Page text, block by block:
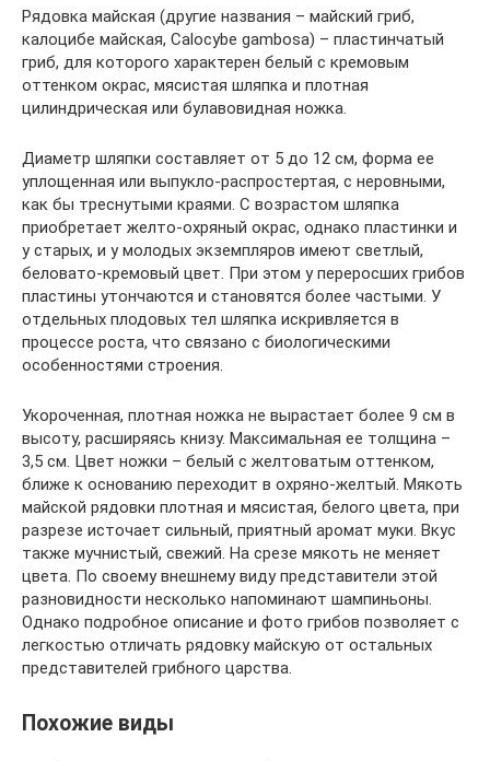
Рядовка майская (другие названия – майский гриб,
калоцибе майская, Calocybe gambosa) – пластинчатый
гриб, для которого характерен белый с кремовым
оттенком окрас, мясистая шляпка и плотная
цилиндрическая или булавовидная ножка.
Диаметр шляпки составляет от 5 до 12 см, форма ее
уплощенная или выпукло-распростертая, с неровными,
как бы треснутыми краями. С возрастом шляпка
приобретает желто-охряный окрас, однако пластинки и
у старых, и у молодых экземпляров имеют светлый,
беловато-кремовый цвет. При этом у переросших грибов
пластины утончаются и становятся более частыми. У
отдельных плодовых тел шляпка искривляется в
процессе роста, что связано с биологическими
особенностями строения.
Укороченная, плотная ножка не вырастает более 9 см в
высоту, расширяясь книзу. Максимальная ее толщина –
3,5 см. Цвет ножки – белый с желтоватым оттенком,
ближе к основанию переходит в охряно-желтый. Мякоть
майской рядовки плотная и мясистая, белого цвета, при
разрезе источает сильный, приятный аромат муки. Вкус
также мучнистый, свежий. На срезе мякоть не меняет
цвета. По своему внешнему виду представители этой
разновидности несколько напоминают шампиньоны.
Однако подробное описание и фото грибов позволяет с
легкостью отличать рядовку майскую от остальных
представителей грибного царства.
Похожие виды